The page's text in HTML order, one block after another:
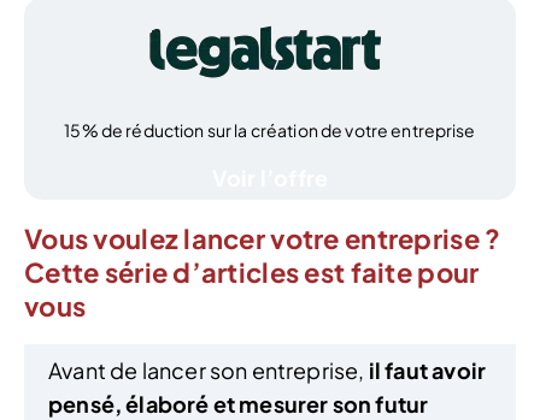
15% de réduction sur la création de votre entreprise
Vous voulez lancer votre entreprise ?
Cette série d’articles est faite pour
vous
Avant de lancer son entreprise, il faut avoir
pensé, élaboré et mesurer son futur